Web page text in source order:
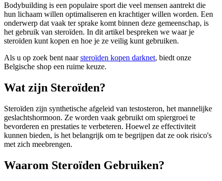
Bodybuilding is een populaire sport die veel mensen aantrekt die
hun lichaam willen optimaliseren en krachtiger willen worden. Een
onderwerp dat vaak ter sprake komt binnen deze gemeenschap, is
het gebruik van steroïden. In dit artikel bespreken we waar je
steroïden kunt kopen en hoe je ze veilig kunt gebruiken.
Als u op zoek bent naarsteroïden kopen darknet, biedt onze
Belgische shop een ruime keuze.
Wat zijn Steroïden?
Steroïden zijn synthetische afgeleid van testosteron, het mannelijke
geslachtshormoon. Ze worden vaak gebruikt om spiergroei te
bevorderen en prestaties te verbeteren. Hoewel ze effectiviteit
kunnen bieden, is het belangrijk om te begrijpen dat ze ook risico's
met zich meebrengen.
Waarom Steroïden Gebruiken?